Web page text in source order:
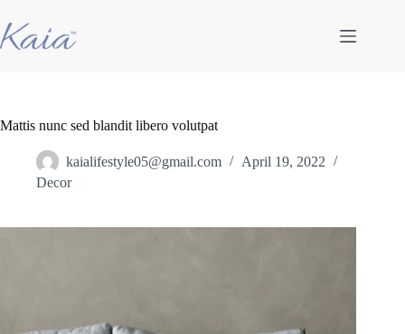
to
content
Mattis nunc sed blandit libero volutpat
kaialifestyle05@gmail.com
April 19, 2022
Decor